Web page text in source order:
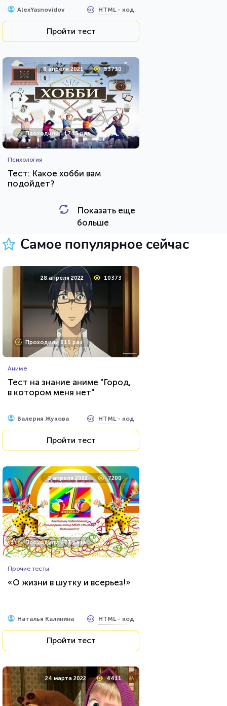
AlexYasnovidov HTML - код
Пройти тест
8 апреля 2021 53730
Проходили 11745 раз
Психология
Тест: Какое хобби вам
подойдет?
HTML - код
24 марта 2022
Проходили 146 раз
Ребусы №4
Пройти тест
29 декабря 2021 12317
Проходили 524 раза
Тест: Муниципальное право
Пройти тест
17 декабря 2021 6886
Показать еще
больше
Самое популярное сейчас
28 апреля 2022 10373
Проходили 815 раз
Аниме
Тест на знание аниме "Город,
в котором меня нет"
Валерия Жукова HTML - код
Пройти тест
2 апреля 2022 7200
Проходили 673 раза
Прочие тесты
«О жизни в шутку и всерьез!»
Наталья Калинина HTML - код
Пройти тест
24 марта 2022 4411